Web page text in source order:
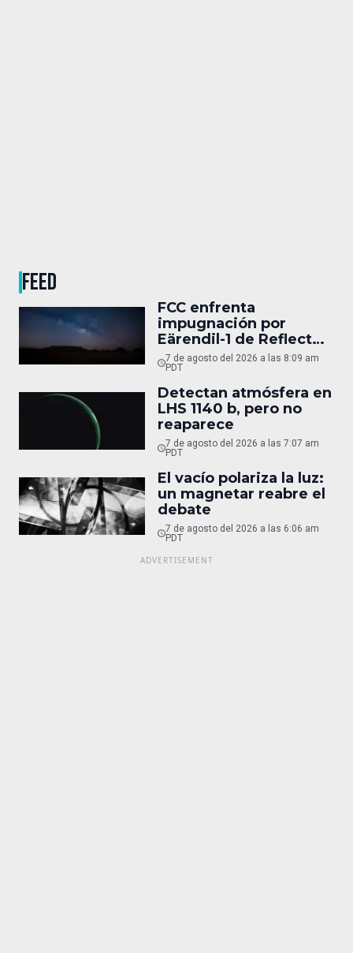
FEED
FCC enfrenta
impugnación por
Eärendil-1 de Reflect
Orbital
7 de agosto del 2026 a las 8:09 am
PDT
Detectan atmósfera en
LHS 1140 b, pero no
reaparece
7 de agosto del 2026 a las 7:07 am
PDT
El vacío polariza la luz:
un magnetar reabre el
debate
7 de agosto del 2026 a las 6:06 am
PDT